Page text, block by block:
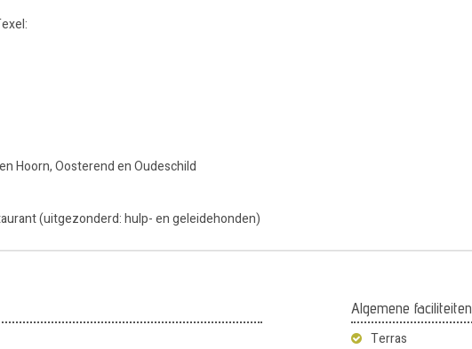
Hoorn, Oosterend en Oudeschild
(uitgezonderd: hulp- en geleidehonden)
Algemene faciliteiten
Terras